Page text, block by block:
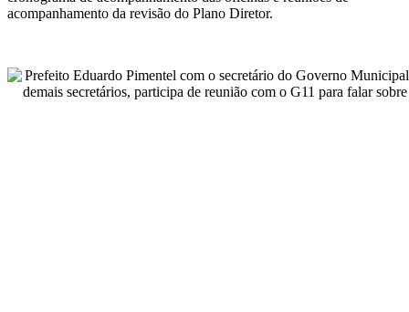
acompanhamento da revisão do Plano Diretor.